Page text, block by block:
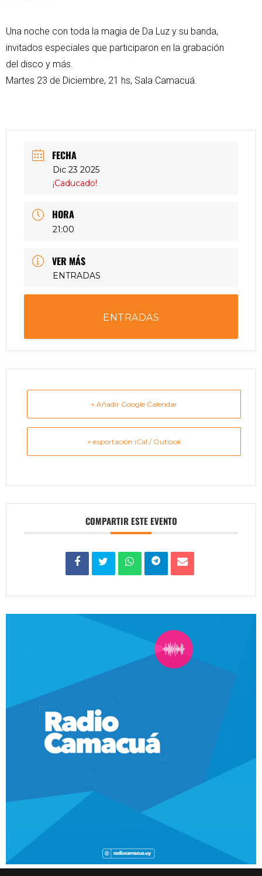
Una noche con toda la magia de Da Luz y su banda,
invitados especiales que participaron en la grabación
del disco y más.
Martes 23 de Diciembre, 21 hs, Sala Camacuá.
FECHA
Dic 23 2025
¡Caducado!
HORA
21:00
VER MÁS
ENTRADAS
ENTRADAS
+ Añadir Google Calendar
+ exportación iCal / Outlook
COMPARTIR ESTE EVENTO